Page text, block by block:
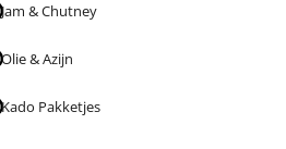
Jam & Chutney
Olie & Azijn
Kado Pakketjes